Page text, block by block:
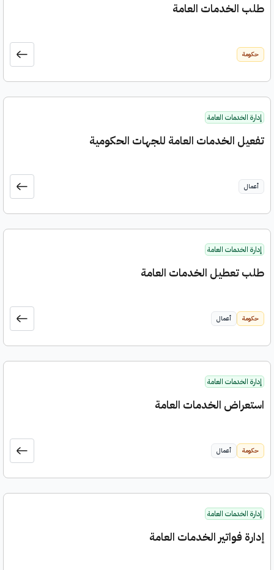
طلب الخدمات العامة
حكومة
إدارة الخدمات العامة
تفعيل الخدمات العامة للجهات الحكومية
أعمال
إدارة الخدمات العامة
طلب تعطيل الخدمات العامة
حكومة أعمال
إدارة الخدمات العامة
استعراض الخدمات العامة
حكومة أعمال
إدارة الخدمات العامة
إدارة فواتير الخدمات العامة